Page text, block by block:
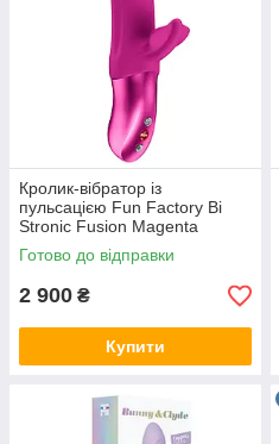
Кролик-вібратор із
пульсацією Fun Factory Bi
Stronic Fusion Magenta
Готово до відправки
2 900 ₴
Купити